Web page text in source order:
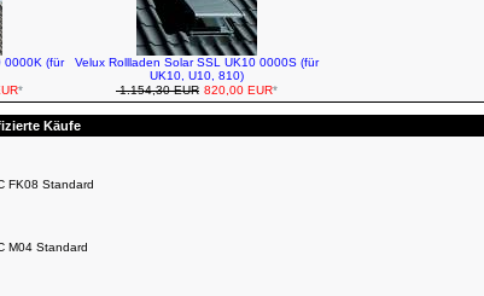
0000K (für
*
Velux Rollladen Solar SSL UK10 0000S (für
UK10, U10, 810)
1.154,30 EUR 820,00 EUR*
Käufe
FK08 Standard
M04 Standard